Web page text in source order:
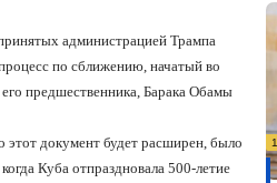
администрацией Трампа
по сближению, начатый во
предшественника, Барака Обамы
документ будет расширен, было
Куба отпраздновала 500-летие